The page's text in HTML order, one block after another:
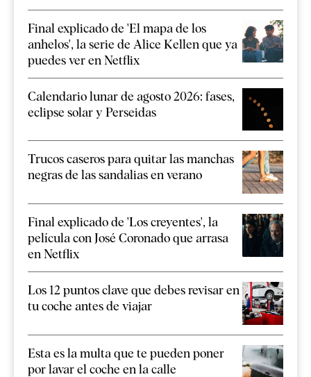
Final explicado de 'El mapa de los
anhelos', la serie de Alice Kellen que ya
puedes ver en Netflix
Calendario lunar de agosto 2026: fases,
eclipse solar y Perseidas
Trucos caseros para quitar las manchas
negras de las sandalias en verano
Final explicado de 'Los creyentes', la
película con José Coronado que arrasa
en Netflix
Los 12 puntos clave que debes revisar en
tu coche antes de viajar
Esta es la multa que te pueden poner
por lavar el coche en la calle